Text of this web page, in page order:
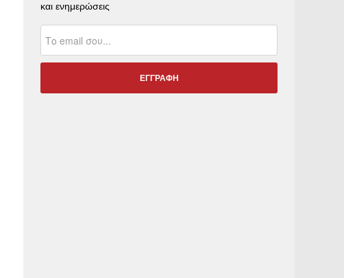
και ενημερώσεις